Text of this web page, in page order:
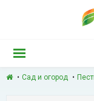
Сад и огород